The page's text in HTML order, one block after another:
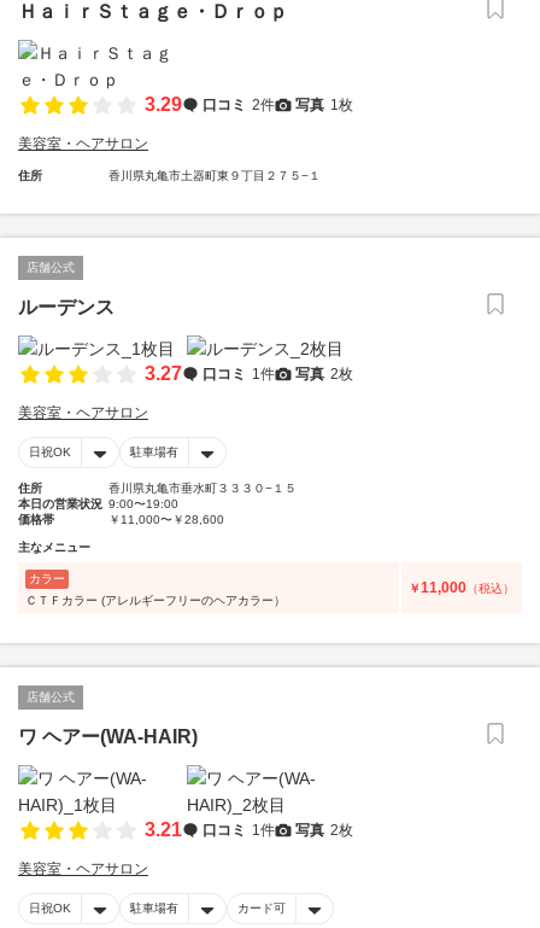
ＨａｉｒＳｔａｇｅ・Ｄｒｏｐ
3.29 口コミ 2件 写真 1枚
美容室・ヘアサロン
住所 香川県丸亀市土器町東９丁目２７５−１
店舗公式
ルーデンス
3.27 口コミ 1件 写真 2枚
美容室・ヘアサロン
日祝OK 駐車場有
住所
香川県丸亀市垂水町３３３０−１５
本日の営業状況 9:00〜19:00
価格帯
￥11,000〜￥28,600
主なメニュー
カラー
ＣＴＦカラー (アレルギーフリーのヘアカラー）
￥11,000 （税込）
店舗公式
ワ ヘアー(WA-HAIR)
3.21 口コミ 1件 写真 2枚
美容室・ヘアサロン
日祝OK 駐車場有 カード可